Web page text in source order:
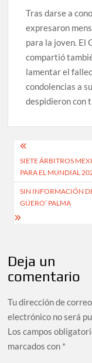
Tras darse a
expresaron
para la joven. El
compartió
lamentar el
condolencias a
despidieron con
Navegación
de
entradas
SIETE ÁRBITROS
PARA EL MUNDIAL
SIN INFORMACIÓN
GÜERO’ PALMA
Deja un
comentario
Tu dirección de correo
electrónico no será
Los campos
marcados con *